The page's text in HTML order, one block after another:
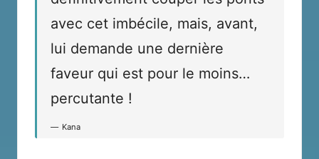
avec cet imbécile, mais, avant,
lui demande une dernière
faveur qui est pour le moins…
percutante !
Kana